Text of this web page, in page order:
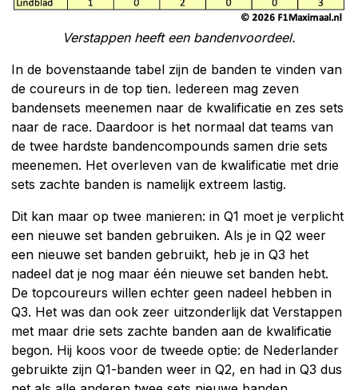
Verstappen heeft een bandenvoordeel.
In de bovenstaande tabel zijn de banden te vinden van
de coureurs in de top tien. Iedereen mag zeven
bandensets meenemen naar de kwalificatie en zes sets
naar de race. Daardoor is het normaal dat teams van
de twee hardste bandencompounds samen drie sets
meenemen. Het overleven van de kwalificatie met drie
sets zachte banden is namelijk extreem lastig.
Dit kan maar op twee manieren: in Q1 moet je verplicht
een nieuwe set banden gebruiken. Als je in Q2 weer
een nieuwe set banden gebruikt, heb je in Q3 het
nadeel dat je nog maar één nieuwe set banden hebt.
De topcoureurs willen echter geen nadeel hebben in
Q3. Het was dan ook zeer uitzonderlijk dat Verstappen
met maar drie sets zachte banden aan de kwalificatie
begon. Hij koos voor de tweede optie: de Nederlander
gebruikte zijn Q1-banden weer in Q2, en had in Q3 dus